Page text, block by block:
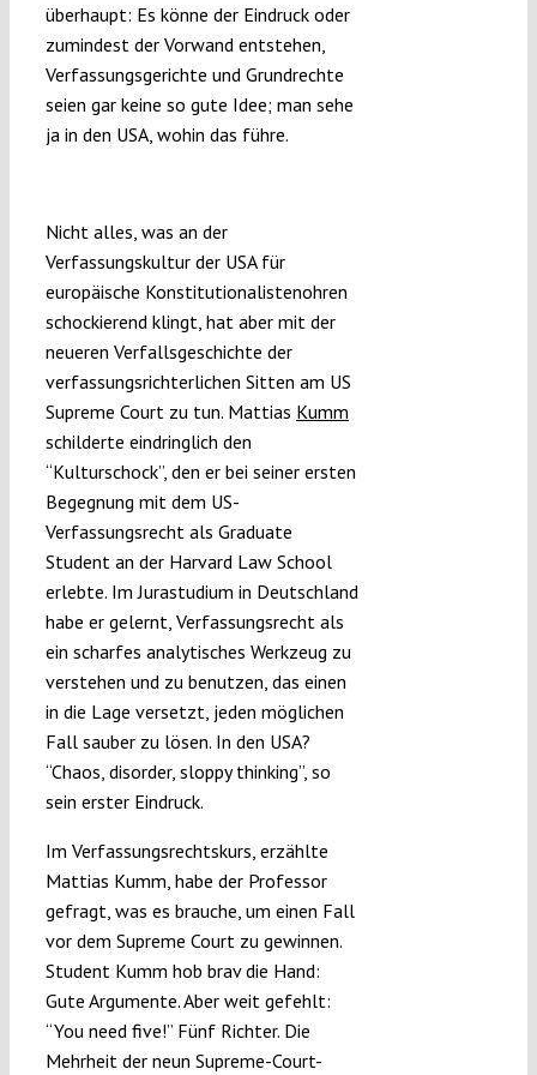
überhaupt: Es könne der Eindruck oder
zumindest der Vorwand entstehen,
Verfassungsgerichte und Grundrechte
seien gar keine so gute Idee; man sehe
ja in den USA, wohin das führe.
Nicht alles, was an der
Verfassungskultur der USA für
europäische Konstitutionalistenohren
schockierend klingt, hat aber mit der
neueren Verfallsgeschichte der
verfassungsrichterlichen Sitten am US
Supreme Court zu tun. Mattias Kumm
schilderte eindringlich den
“Kulturschock”, den er bei seiner ersten
Begegnung mit dem US-
Verfassungsrecht als Graduate
Student an der Harvard Law School
erlebte. Im Jurastudium in Deutschland
habe er gelernt, Verfassungsrecht als
ein scharfes analytisches Werkzeug zu
verstehen und zu benutzen, das einen
in die Lage versetzt, jeden möglichen
Fall sauber zu lösen. In den USA?
“Chaos, disorder, sloppy thinking”, so
sein erster Eindruck.
Im Verfassungsrechtskurs, erzählte
Mattias Kumm, habe der Professor
gefragt, was es brauche, um einen Fall
vor dem Supreme Court zu gewinnen.
Student Kumm hob brav die Hand:
Gute Argumente. Aber weit gefehlt:
“You need five!” Fünf Richter. Die
Mehrheit der neun Supreme-Court-